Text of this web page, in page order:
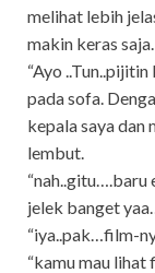
melihat lebih
makin keras saja.
“Ayo
pada sofa.
kepala saya dan
lembut.
“nah..gitu….baru
jelek banget
“iya..pak…film-
“kamu mau lihat